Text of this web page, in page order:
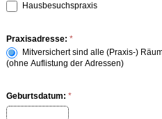
Hausbesuchspraxis
Praxisadresse: *
Mitversichert sind alle (Praxis-)
(ohne Auflistung der Adressen)
Geburtsdatum: *